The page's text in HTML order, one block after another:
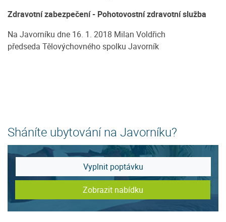
Zdravotní zabezpečení - Pohotovostní zdravotní služba
Na Javorníku dne 16. 1. 2018 Milan Voldřich
předseda Tělovýchovného spolku Javorník
Sháníte ubytování na Javorníku?
Vyplnit poptávku
Zobrazit nabídku